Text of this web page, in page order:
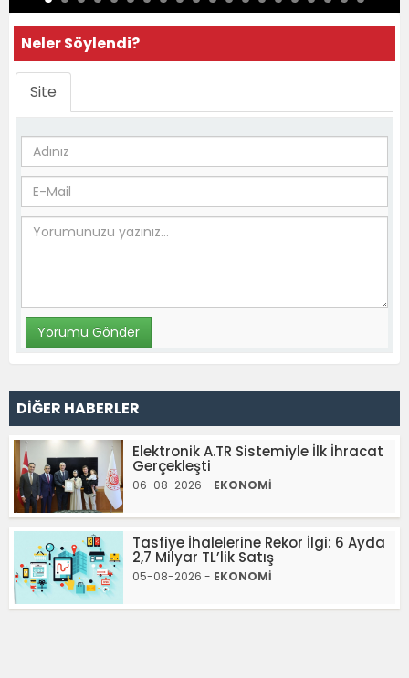
Neler Söylendi?
Site
DİĞER HABERLER
Elektronik A.TR Sistemiyle İlk İhracat
Gerçekleşti
06-08-2026 - EKONOMİ
Tasfiye İhalelerine Rekor İlgi: 6 Ayda
2,7 Milyar TL’lik Satış
05-08-2026 - EKONOMİ